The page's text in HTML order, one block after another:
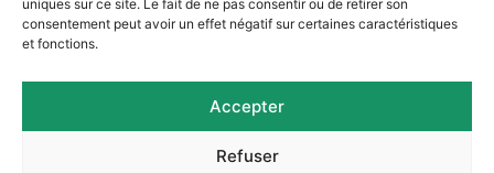
uniques sur ce site. Le fait de ne pas consentir ou de retirer son
consentement peut avoir un effet négatif sur certaines caractéristiques
et fonctions.
Accepter
Refuser
Email : contact@assofortrop.fr​